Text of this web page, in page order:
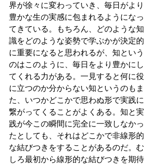
界が徐々に変わっていき、毎日がより
豊かな生の実感に包まれるようになっ
てきている。もちろん、どのような知
識をどのような姿勢で学ぶかが決定的
に重要になると思われるが、知という
のはこのように、毎日をより豊かにし
てくれる力がある。一見すると何に役
に立つのか分からない知というのもま
た、いつかどこかで思わぬ形で実践に
繋がってくることがよくある。知と実
践が今この瞬間に完全に一致しなかっ
たとしても、それはどこかで非線形的
な結びつきをすることがあるのだ。む
しろ最初から線形的な結びつきを期待